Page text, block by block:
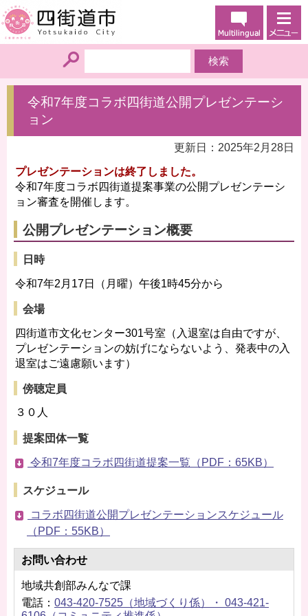
令和7年度コラボ四街道公開プレゼンテーシ
ョン
更新日：2025年2月28日
プレゼンテーションは終了しました。
令和7年度コラボ四街道提案事業の公開プレゼンテーシ
ョン審査を開催します。
公開プレゼンテーション概要
日時
令和7年2月17日（月曜）午後1時45分から
会場
四街道市文化センター301号室（入退室は自由ですが、
プレゼンテーションの妨げにならないよう、発表中の入
退室はご遠慮願います）
傍聴定員
３０人
提案団体一覧
令和7年度コラボ四街道提案一覧（PDF：65KB）
スケジュール
コラボ四街道公開プレゼンテーションスケジュール
（PDF：55KB）
お問い合わせ
地域共創部みんなで課
電話： 043-420-7525（地域づくり係）・ 043-421-